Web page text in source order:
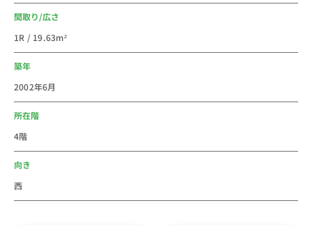
スーパー、コンビニ、１００円ショップなどもあり、飲
食店も多数あります。
新宿ってやっぱり便利です。
リアです。一棟複数室の取扱いのあるマンションがあり
ますので、お部屋のおまとめもお気軽にご相談くださ
額家賃、間取りなど条件で他の賃貸住宅とも比べてくだ
間取り/広さ
1R / 19.63m²
築年
2002年6月
所在階
4階
向き
西